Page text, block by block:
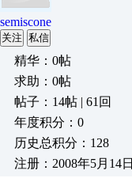
semiscone
关注 私信
精华：0帖
求助：0帖
帖子：14帖 | 61回
年度积分：0
历史总积分：128
注册：2008年5月14日